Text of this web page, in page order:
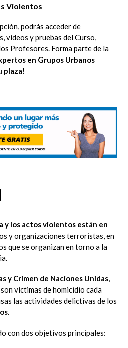
Violentos
podrás acceder de
vídeos y pruebas del Curso,
Profesores. Forma parte de la
en Grupos Urbanos
plaza!
y los actos violentos están en
y organizaciones terroristas, en
que se organizan en torno a la
y Crimen de Naciones Unidas,
víctimas de homicidio cada
las actividades delictivas de los
.
con dos objetivos principales: